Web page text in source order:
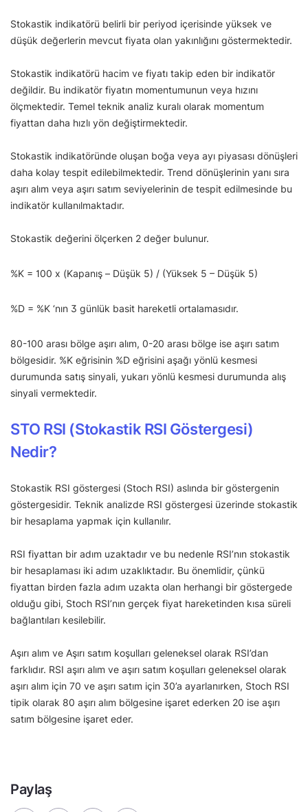
Stokastik indikatörü belirli bir periyod içerisinde yüksek ve
düşük değerlerin mevcut fiyata olan yakınlığını göstermektedir.
Stokastik indikatörü hacim ve fiyatı takip eden bir indikatör
değildir. Bu indikatör fiyatın momentumunun veya hızını
ölçmektedir. Temel teknik analiz kuralı olarak momentum
fiyattan daha hızlı yön değiştirmektedir.
Stokastik indikatöründe oluşan boğa veya ayı piyasası dönüşleri
daha kolay tespit edilebilmektedir. Trend dönüşlerinin yanı sıra
aşırı alım veya aşırı satım seviyelerinin de tespit edilmesinde bu
indikatör kullanılmaktadır.
Stokastik değerini ölçerken 2 değer bulunur.
%K = 100 x (Kapanış – Düşük 5) / (Yüksek 5 – Düşük 5)
%D = %K ‘nın 3 günlük basit hareketli ortalamasıdır.
80-100 arası bölge aşırı alım, 0-20 arası bölge ise aşırı satım
bölgesidir. %K eğrisinin %D eğrisini aşağı yönlü kesmesi
durumunda satış sinyali, yukarı yönlü kesmesi durumunda alış
sinyali vermektedir.
STO RSI (Stokastik RSI Göstergesi)
Nedir?
Stokastik RSI göstergesi (Stoch RSI) aslında bir göstergenin
göstergesidir. Teknik analizde RSI göstergesi üzerinde stokastik
bir hesaplama yapmak için kullanılır.
RSI fiyattan bir adım uzaktadır ve bu nedenle RSI’nın stokastik
bir hesaplaması iki adım uzaklıktadır. Bu önemlidir, çünkü
fiyattan birden fazla adım uzakta olan herhangi bir göstergede
olduğu gibi, Stoch RSI’nın gerçek fiyat hareketinden kısa süreli
bağlantıları kesilebilir.
Aşırı alım ve Aşırı satım koşulları geleneksel olarak RSI’dan
farklıdır. RSI aşırı alım ve aşırı satım koşulları geleneksel olarak
aşırı alım için 70 ve aşırı satım için 30’a ayarlanırken, Stoch RSI
tipik olarak 80 aşırı alım bölgesine işaret ederken 20 ise aşırı
satım bölgesine işaret eder.
Paylaş